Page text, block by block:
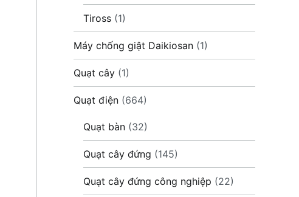
Tiross (1)
Máy chống giật Daikiosan (1)
Quạt cây (1)
Quạt điện (664)
Quạt bàn (32)
Quạt cây đứng (145)
Quạt cây đứng công nghiệp (22)